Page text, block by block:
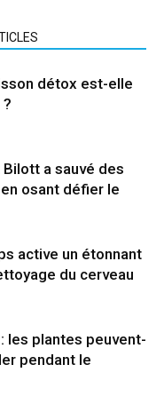
détox est-elle
a sauvé des
osant défier le
active un étonnant
du cerveau
les plantes peuvent-
pendant le